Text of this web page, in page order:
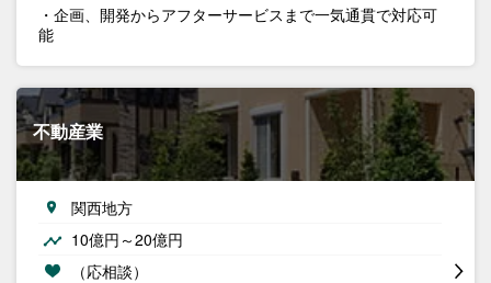
・企画、開発からアフターサービスまで一気通貫で対応可
能
不動産業
関西地方
10億円～20億円
（応相談）